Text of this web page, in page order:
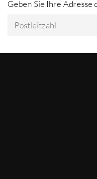
Geben Sie Ihre Adresse